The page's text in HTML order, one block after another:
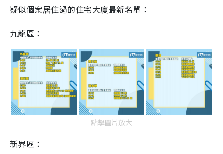
疑似個案居住過的住宅大廈最新名單：
九龍區：
點擊圖片放大
新界區：